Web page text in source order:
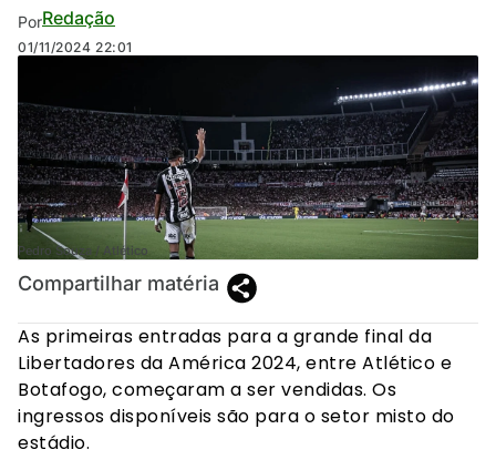
PorRedação
01/11/2024 22:01
Pedro Souza / Atlético
Compartilhar matéria
As primeiras entradas para a grande final da
Libertadores da América 2024, entre Atlético e
Botafogo, começaram a ser vendidas. Os
ingressos disponíveis são para o setor misto do
estádio.